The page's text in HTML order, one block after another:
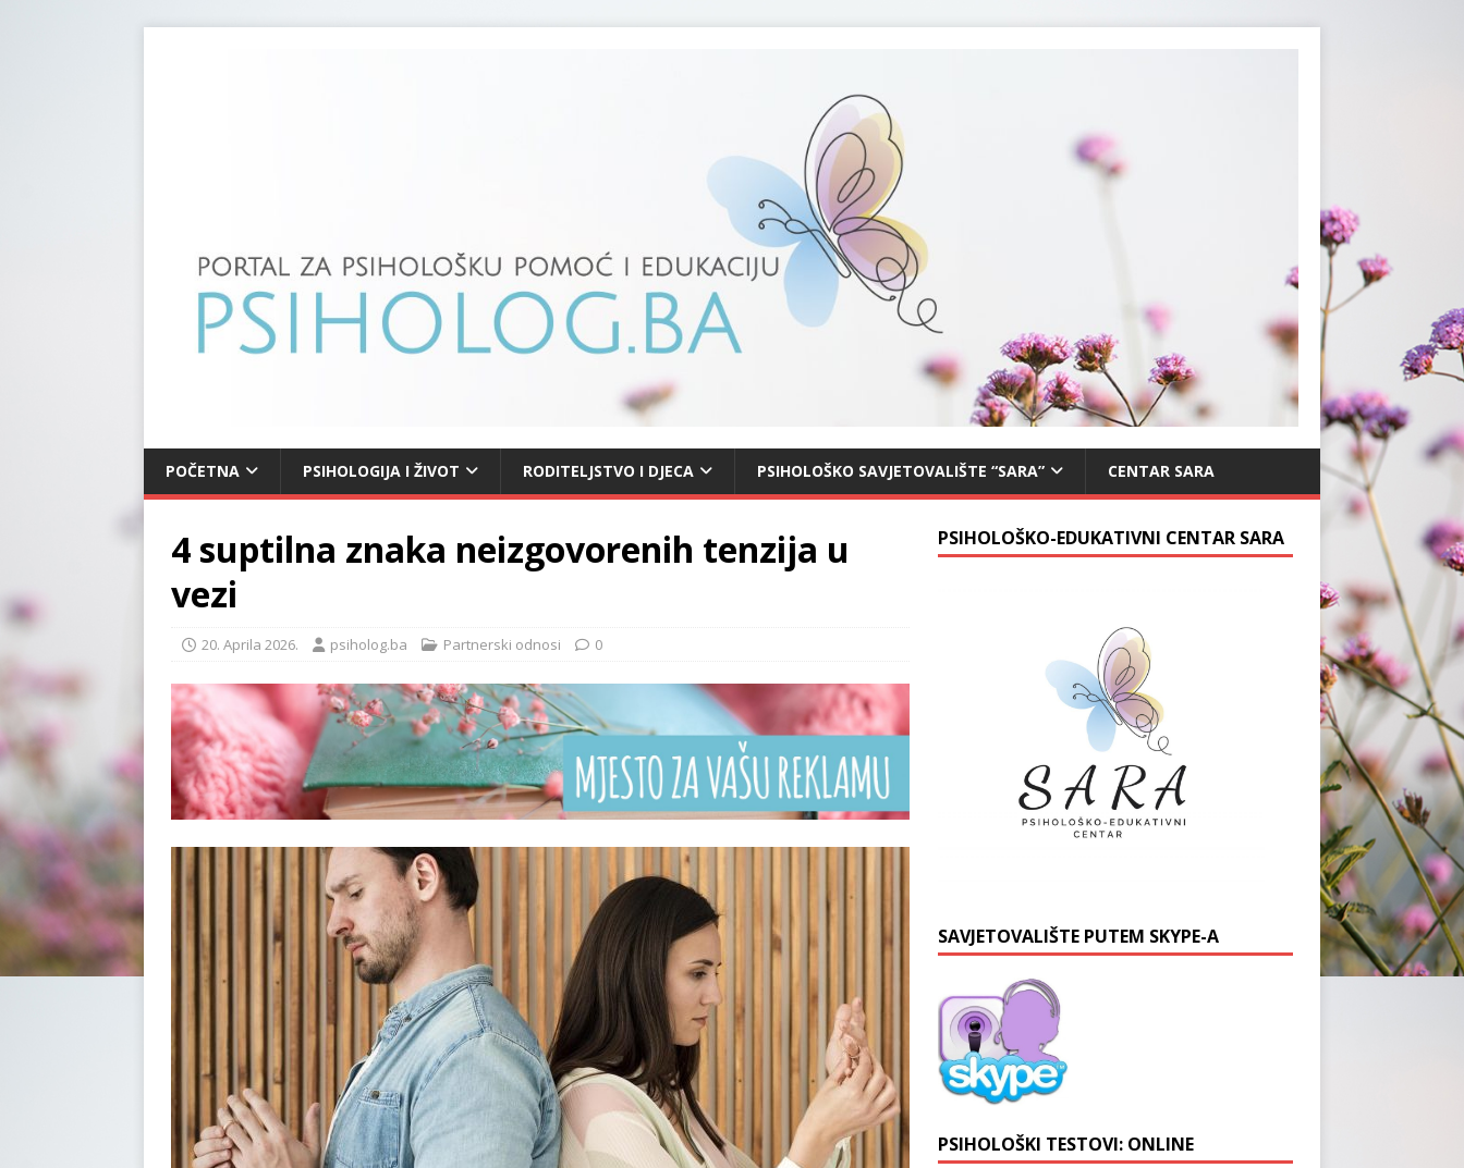
POČETNA PSIHOLOGIJA I ŽIVOT RODITELJSTVO I DJECA PSIHOLOŠKO SAVJETOVALIŠTE “SARA” CENTAR SARA
4 suptilna znaka neizgovorenih tenzija u
vezi
20. Aprila 2026. psiholog.ba Partnerski odnosi 0
PSIHOLOŠKO-EDUKATIVNI CENTAR SARA
SAVJETOVALIŠTE PUTEM SKYPE-A
PSIHOLOŠKI TESTOVI: ONLINE